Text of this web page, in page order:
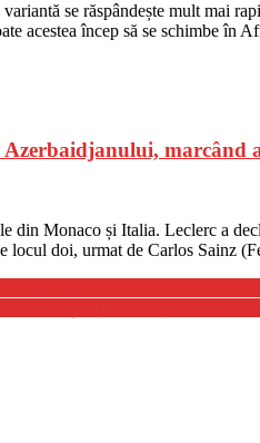
se răspândește mult mai
acestea încep să se schimbe în
marcând
din Monaco și Italia. Leclerc a
locul doi, urmat de Carlos Sainz